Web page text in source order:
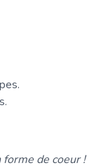
de coeur !